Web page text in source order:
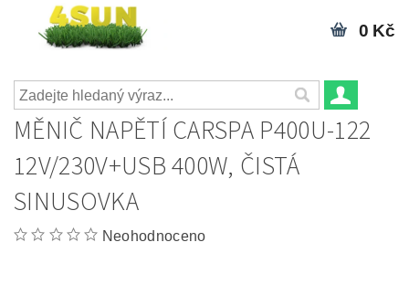
0 Kč
MĚNIČ NAPĚTÍ CARSPA P400U-122
12V/230V+USB 400W, ČISTÁ
SINUSOVKA
Neohodnoceno